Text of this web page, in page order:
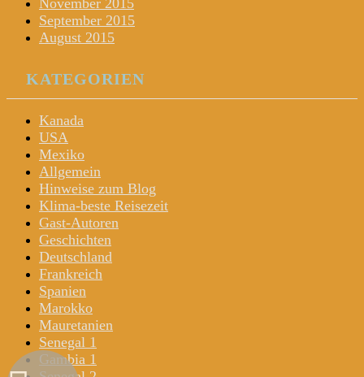
September 2015
August 2015
KATEGORIEN
Kanada
USA
Mexiko
Allgemein
Hinweise zum Blog
Klima-beste Reisezeit
Gast-Autoren
Geschichten
Deutschland
Frankreich
Spanien
Marokko
Mauretanien
Senegal 1
Gambia 1